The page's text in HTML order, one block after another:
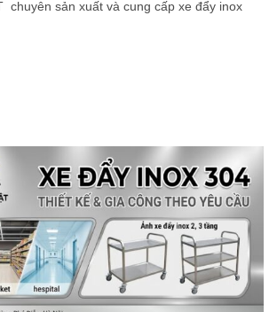
chuyên sản xuất và cung cấp xe đẩy inox